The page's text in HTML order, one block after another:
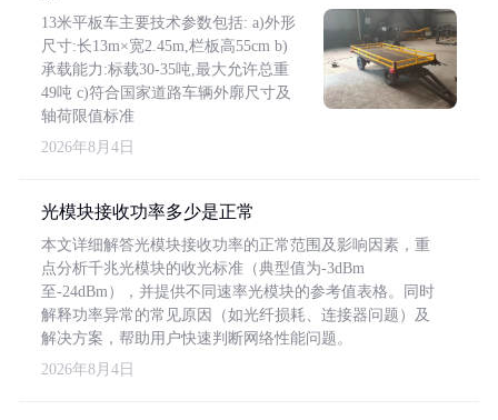
13米平板车主要技术参数包括: a)外形
尺寸:长13m×宽2.45m,栏板高55cm b)
承载能力:标载30-35吨,最大允许总重
49吨 c)符合国家道路车辆外廓尺寸及
轴荷限值标准
2026年8月4日
光模块接收功率多少是正常
本文详细解答光模块接收功率的正常范围及影响因素，重
点分析千兆光模块的收光标准（典型值为-3dBm
至-24dBm），并提供不同速率光模块的参考值表格。同时
解释功率异常的常见原因（如光纤损耗、连接器问题）及
解决方案，帮助用户快速判断网络性能问题。
2026年8月4日